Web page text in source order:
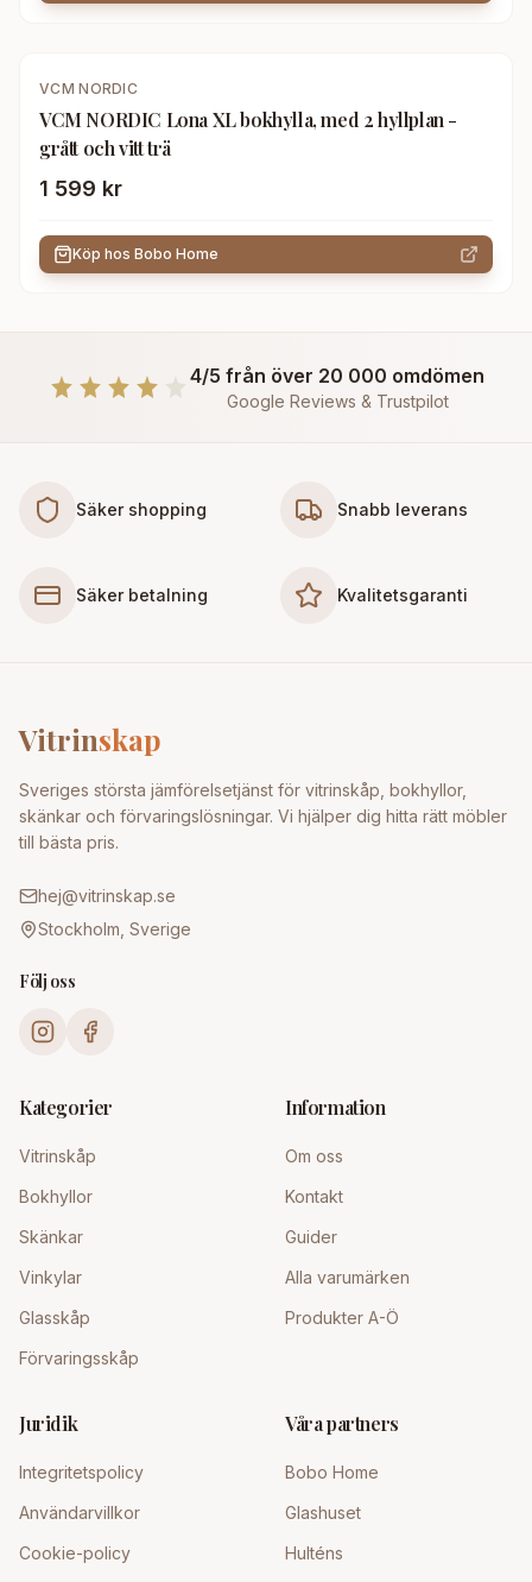
VCM NORDIC
VCM NORDIC Lona XL bokhylla, med 2 hyllplan -
grått och vitt trä
1 599 kr
Köp hos Bobo Home
4/5 från över 20 000 omdömen
Google Reviews & Trustpilot
Säker shopping Snabb leverans
Säker betalning Kvalitetsgaranti
Vitrinskap
Sveriges största jämförelsetjänst för vitrinskåp, bokhyllor,
skänkar och förvaringslösningar. Vi hjälper dig hitta rätt möbler
till bästa pris.
hej@vitrinskap.se
Stockholm, Sverige
Följ oss
Kategorier
Vitrinskåp
Bokhyllor
Skänkar
Vinkylar
Glasskåp
Förvaringsskåp
Information
Om oss
Kontakt
Guider
Alla varumärken
Produkter A-Ö
Juridik
Integritetspolicy
Användarvillkor
Cookie-policy
Våra partners
Bobo Home
Glashuset
Hulténs